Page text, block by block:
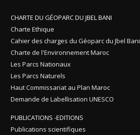
CHARTE DU GÉOPARC DU JBEL BANI
Charte Ethique
Cahier des charges du Géoparc du Jbel Bani
Charte de l'Environnement Maroc
Les Parcs Nationaux
Les Parcs Naturels
Haut Commissariat au Plan Maroc
Demande de Labellisation UNESCO
PUBLICATIONS -EDITIONS
Publications scientifiques